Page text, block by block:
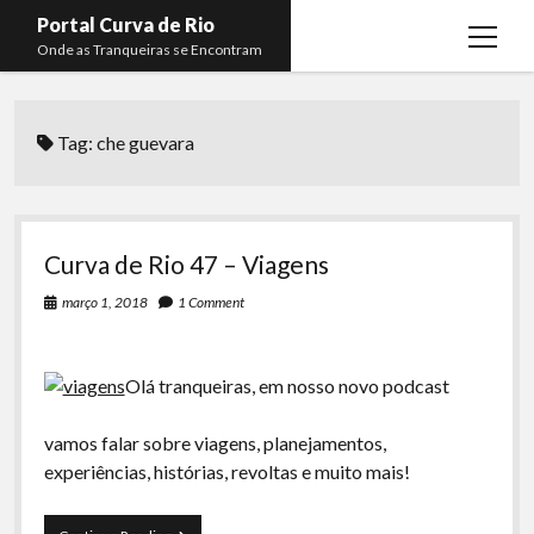
Portal Curva de Rio
Onde as Tranqueiras se Encontram
open
Curva de Rio
Arquivo CDR
Membros open
Tag:che guevara
Curva de Rio 47 – Viagens
março 1, 2018 1 Comment
Olá tranqueiras, em nosso novo podcast
vamos falar sobre viagens, planejamentos,
experiências, histórias, revoltas e muito mais!